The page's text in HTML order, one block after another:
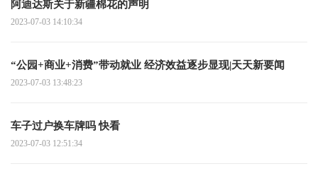
阿迪达斯关于新疆棉花的声明
2023-07-03 14:10:34
“公园+商业+消费”带动就业 经济效益逐步显现|天天新要闻
2023-07-03 13:48:23
车子过户换车牌吗 快看
2023-07-03 12:51:34